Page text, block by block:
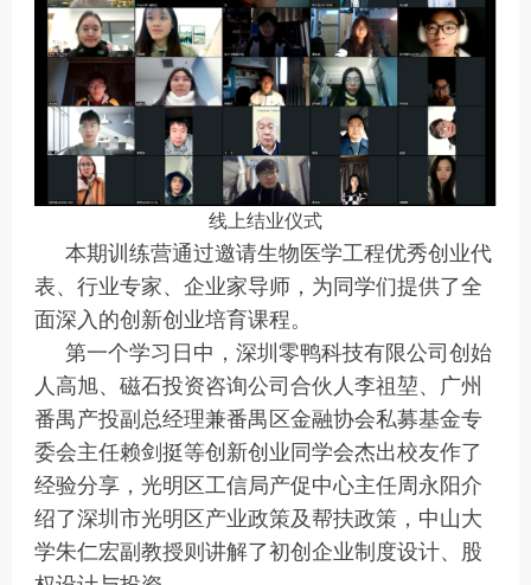
线上结业仪式
本期训练营通过邀请生物医学工程优秀创业代
表、行业专家、企业家导师，为同学们提供了全
面深入的创新创业培育课程。
第一个学习日中，深圳零鸭科技有限公司创始
人高旭、磁石投资咨询公司合伙人李祖堃、广州
番禺产投副总经理兼番禺区金融协会私募基金专
委会主任赖剑挺等创新创业同学会杰出校友作了
经验分享，光明区工信局产促中心主任周永阳介
绍了深圳市光明区产业政策及帮扶政策，中山大
学朱仁宏副教授则讲解了初创企业制度设计、股